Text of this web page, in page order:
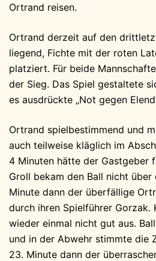
Ortrand reisen.
Ortrand derzeit auf den
liegend, Fichte mit der roten
platziert. Für beide
der Sieg. Das Spiel gestaltete
es ausdrückte „Not gegen
Ortrand spielbestimmend und
auch teilweise kläglich im
4 Minuten hätte der Gastgeber
Groll bekam den Ball nicht über
Minute dann der überfällige
durch ihren Spielführer Gorzak.
wieder einmal nicht gut aus.
und in der Abwehr stimmte die
23. Minute dann der